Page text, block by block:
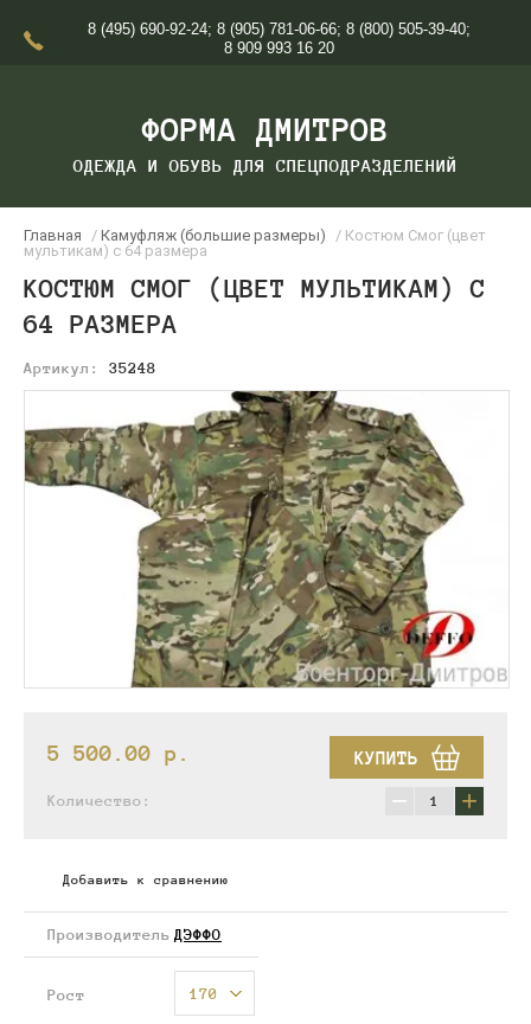
8 (495) 690-92-24; 8 (905) 781-06-66; 8 (800) 505-39-40;
8 909 993 16 20
ФОРМА ДМИТРОВ
ОДЕЖДА И ОБУВЬ ДЛЯ СПЕЦПОДРАЗДЕЛЕНИЙ
Главная / Камуфляж (большие размеры)
/ Костюм Смог (цвет
мультикам) с 64 размера
КОСТЮМ СМОГ (ЦВЕТ МУЛЬТИКАМ) С
64 РАЗМЕРА
Артикул: 35248
5 500.00 p. КУПИТЬ
Количество: − +
Добавить к сравнению
Производитель ДЭФФО
Рост 170